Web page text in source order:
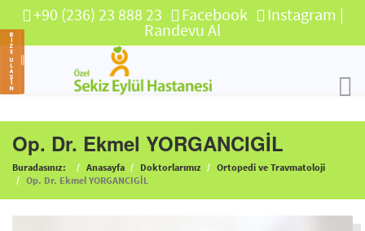
+90 (236) 23 888 23 Facebook Instagram |
Randevu Al
Op. Dr. Ekmel YORGANCIGİL
Buradasınız: Anasayfa Doktorlarımız
Ortopedi ve Travmatoloji
Op. Dr. Ekmel YORGANCIGİL